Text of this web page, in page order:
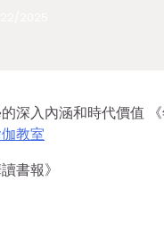
深入內涵和時代價值 《
教室
書報》